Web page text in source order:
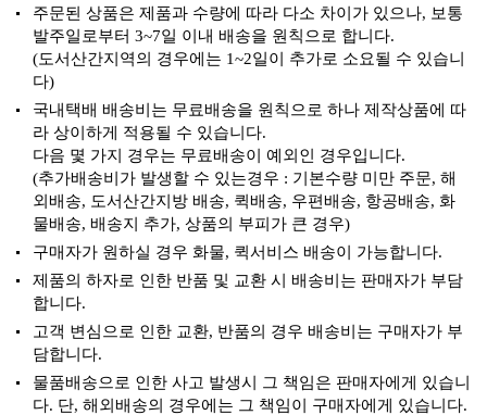
주문된 상품은 제품과 수량에 따라 다소 차이가 있으나, 보통
발주일로부터 3~7일 이내 배송을 원칙으로 합니다.
(도서산간지역의 경우에는 1~2일이 추가로 소요될 수 있습니
다)
국내택배 배송비는 무료배송을 원칙으로 하나 제작상품에 따
라 상이하게 적용될 수 있습니다.
다음 몇 가지 경우는 무료배송이 예외인 경우입니다.
(추가배송비가 발생할 수 있는경우 : 기본수량 미만 주문, 해
외배송, 도서산간지방 배송, 퀵배송, 우편배송, 항공배송, 화
물배송, 배송지 추가, 상품의 부피가 큰 경우)
구매자가 원하실 경우 화물, 퀵서비스 배송이 가능합니다.
제품의 하자로 인한 반품 및 교환 시 배송비는 판매자가 부담
합니다.
고객 변심으로 인한 교환, 반품의 경우 배송비는 구매자가 부
담합니다.
물품배송으로 인한 사고 발생시 그 책임은 판매자에게 있습니
다. 단, 해외배송의 경우에는 그 책임이 구매자에게 있습니다.